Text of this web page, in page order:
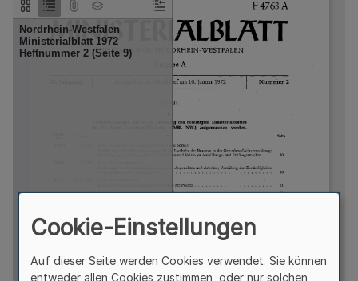
Cookie-Einstellungen
Auf dieser Seite werden Cookies verwendet. Sie können
entweder allen Cookies zustimmen, oder nur solchen,